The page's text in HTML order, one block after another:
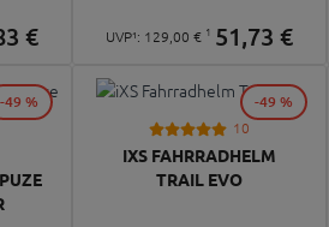
€ UVP¹: 129,00 € 1 51,73 €
-49 %
10
IXS FAHRRADHELM
TRAIL EVO
-49 %